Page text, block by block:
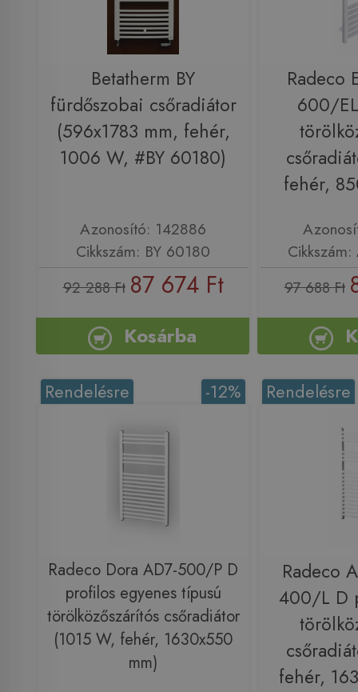
Betatherm BY
fürdőszobai csőradiátor
(596x1783 mm, fehér,
1006 W, #BY 60180)
Azonosító: 142886
Cikkszám: BY 60180
92 288 Ft 87 674 Ft
Kosárba
Radeco
600/
fehér,
97 688 Ft
-12%
Rendelésre
Radeco Dora AD7-500/P D
profilos egyenes típusú
törölközőszárítós csőradiátor
(1015 W, fehér, 1630x550
mm)
Rendelésre
Radeco
400/L D
fehér,